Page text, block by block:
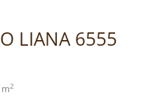
LIANA 6555
2